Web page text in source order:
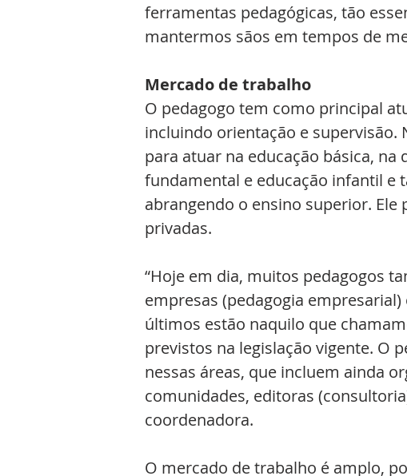
ferramentas pedagógicas, tão
mantermos sãos em tempos de
Mercado de trabalho
O pedagogo tem como principal
incluindo orientação e
para atuar na educação básica,
fundamental e educação infantil e
abrangendo o ensino superior.
privadas.
“Hoje em dia, muitos pedagogos
empresas (pedagogia
últimos estão naquilo que
previstos na legislação vigente. O
nessas áreas, que incluem ainda
comunidades, editoras
coordenadora.
O mercado de trabalho é amplo,